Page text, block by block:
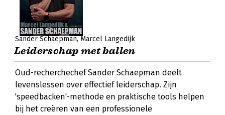
Sander Schaepman Marcel Langedijk
Leiderschap met ballen
Oud-recherchechef Sander Schaepman deelt
levenslessen over effectief leiderschap. Zijn
'speedbacken'-methode en praktische tools helpen
bij het creëren van een professionele